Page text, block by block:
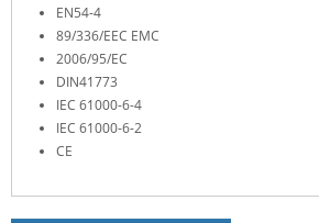
News zu unseren Herstellern
EN54-4
89/336/EEC EMC
2006/95/EC
DIN41773
IEC 61000-6-4
IEC 61000-6-2
CE